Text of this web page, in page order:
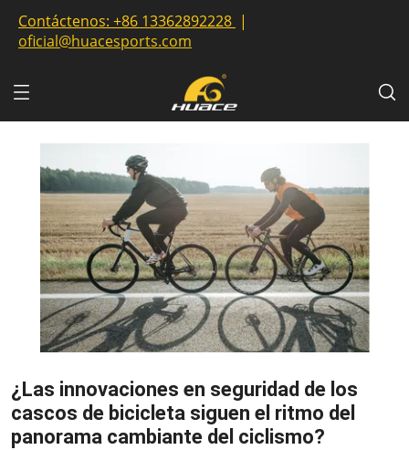
Contáctenos: +86 13362892228 |
oficial@huacesports.com
¿Las innovaciones en seguridad de los
cascos de bicicleta siguen el ritmo del
panorama cambiante del ciclismo?